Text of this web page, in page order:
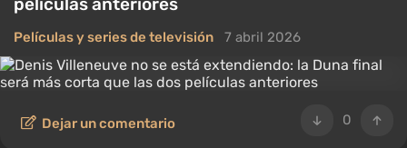
Películas y series de televisión 7 abril 2026
0
Dejar un comentario